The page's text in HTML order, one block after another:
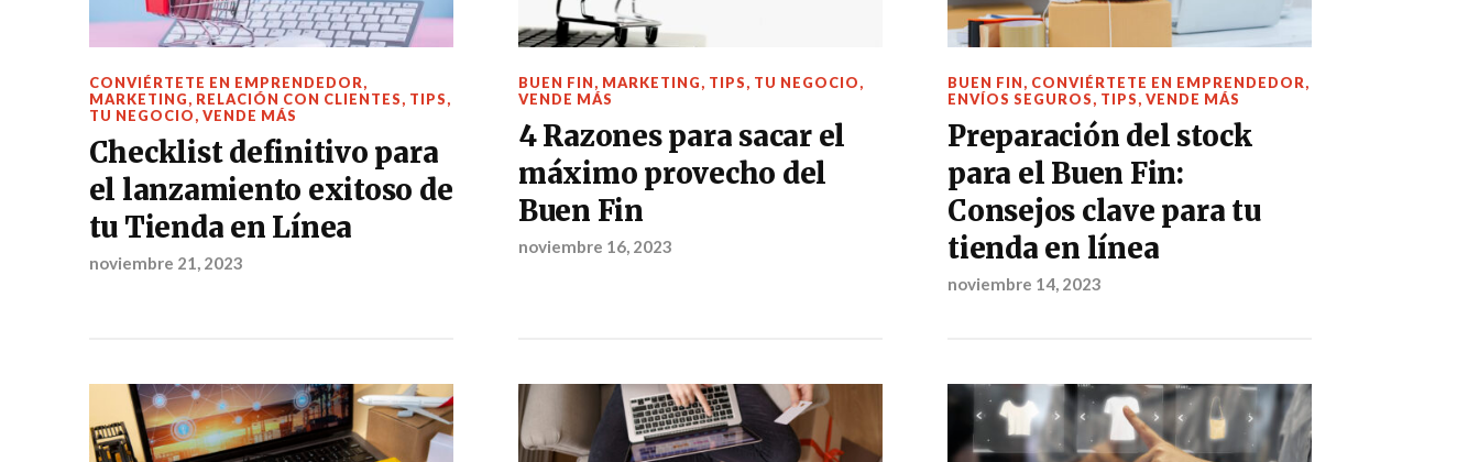
CONVIÉRTETE EN EMPRENDEDOR,
MARKETING, RELACIÓN CON CLIENTES, TIPS,
TU NEGOCIO, VENDE MÁS
Checklist definitivo para
el lanzamiento exitoso de
tu Tienda en Línea
noviembre 21, 2023
BUEN FIN, MARKETING, TIPS, TU NEGOCIO,
VENDE MÁS
4 Razones para sacar el
máximo provecho del
Buen Fin
noviembre 16, 2023
BUEN FIN, CONVIÉRTETE EN EMPRENDEDOR,
ENVÍOS SEGUROS, TIPS,VENDE MÁS
Preparación del stock
para el Buen Fin:
Consejos clave para tu
tienda en línea
noviembre 14, 2023